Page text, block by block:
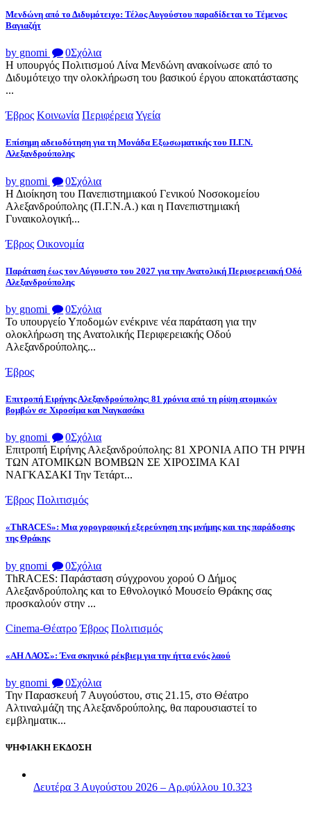
Μενδώνη από το Διδυμότειχο: Τέλος Αυγούστου παραδίδεται το Τέμενος
Βαγιαζήτ
by gnomi 0Σχόλια
Η υπουργός Πολιτισμού Λίνα Μενδώνη ανακοίνωσε από το
Διδυμότειχο την ολοκλήρωση του βασικού έργου αποκατάστασης
...
Έβρος Κοινωνία ΠεριφέρειαΥγεία
Επίσημη αδειοδότηση για τη Μονάδα Εξωσωματικής του Π.Γ.Ν.
Αλεξανδρούπολης
by gnomi 0Σχόλια
Η Διοίκηση του Πανεπιστημιακού Γενικού Νοσοκομείου
Αλεξανδρούπολης (Π.Γ.Ν.Α.) και η Πανεπιστημιακή
Γυναικολογική...
Έβρος Οικονομία
Παράταση έως τον Αύγουστο του 2027 για την Ανατολική Περιφερειακή Οδό
Αλεξανδρούπολης
by gnomi 0Σχόλια
Το υπουργείο Υποδομών ενέκρινε νέα παράταση για την
ολοκλήρωση της Ανατολικής Περιφερειακής Οδού
Αλεξανδρούπολης...
Έβρος
Επιτροπή Ειρήνης Αλεξανδρούπολης: 81 χρόνια από τη ρίψη ατομικών
βομβών σε Χιροσίμα και Ναγκασάκι
by gnomi 0Σχόλια
Επιτροπή Ειρήνης Αλεξανδρούπολης: 81 ΧΡΟΝΙΑ ΑΠΟ ΤΗ ΡΙΨΗ
ΤΩΝ ΑΤΟΜΙΚΩΝ ΒΟΜΒΩΝ ΣΕ ΧΙΡΟΣΙΜΑ ΚΑΙ
ΝΑΓΚΑΣΑΚΙ Την Τετάρτ...
Έβρος Πολιτισμός
«ThRACES»: Μια χορογραφική εξερεύνηση της μνήμης και της παράδοσης
της Θράκης
by gnomi 0Σχόλια
ThRACES: Παράσταση σύγχρονου χορού Ο Δήμος
Αλεξανδρούπολης και το Εθνολογικό Μουσείο Θράκης σας
προσκαλούν στην ...
Cinema-Θέατρο Έβρος Πολιτισμός
«ΑΗ ΛΑΟΣ»: Ένα σκηνικό ρέκβιεμ για την ήττα ενός λαού
by gnomi 0Σχόλια
Την Παρασκευή 7 Αυγούστου, στις 21.15, στο Θέατρο
Αλτιναλμάζη της Αλεξανδρούπολης, θα παρουσιαστεί το
εμβληματικ...
ΨΗΦΙΑΚΗ ΕΚΔΟΣΗ
Δευτέρα 3 Αυγούστου 2026 – Αρ.φύλλου 10.323